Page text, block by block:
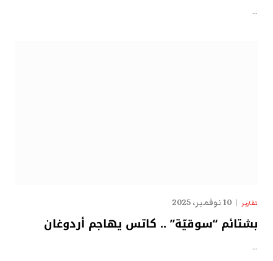
…
تقارير 10 نوفمبر، 2025
بشتائم “سوقيّة” .. كاتس يهاجم أردوغان
…